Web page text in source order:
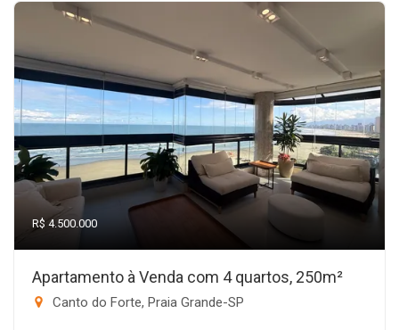
R$ 4.500.000
Apartamento à Venda com 4 quartos, 250m²
Canto do Forte, Praia Grande-SP